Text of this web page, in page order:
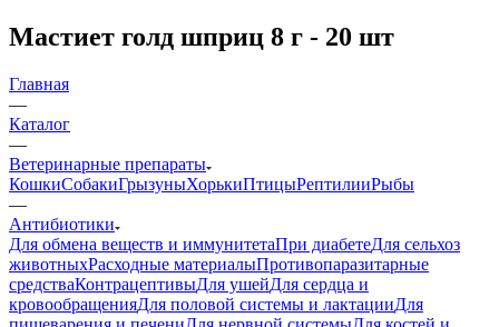
Мастиет голд шприц 8 г - 20 шт
Главная
—
Каталог
—
Ветеринарные препараты
КошкиСобакиГрызуныХорькиПтицыРептилииРыбы
—
Антибиотики
Для обмена веществ и иммунитетаПри диабетеДля сельхоз
животныхРасходные материалыПротивопаразитарные
средстваКонтрацептивыДля ушейДля сердца и
кровообращенияДля половой системы и лактацииДля